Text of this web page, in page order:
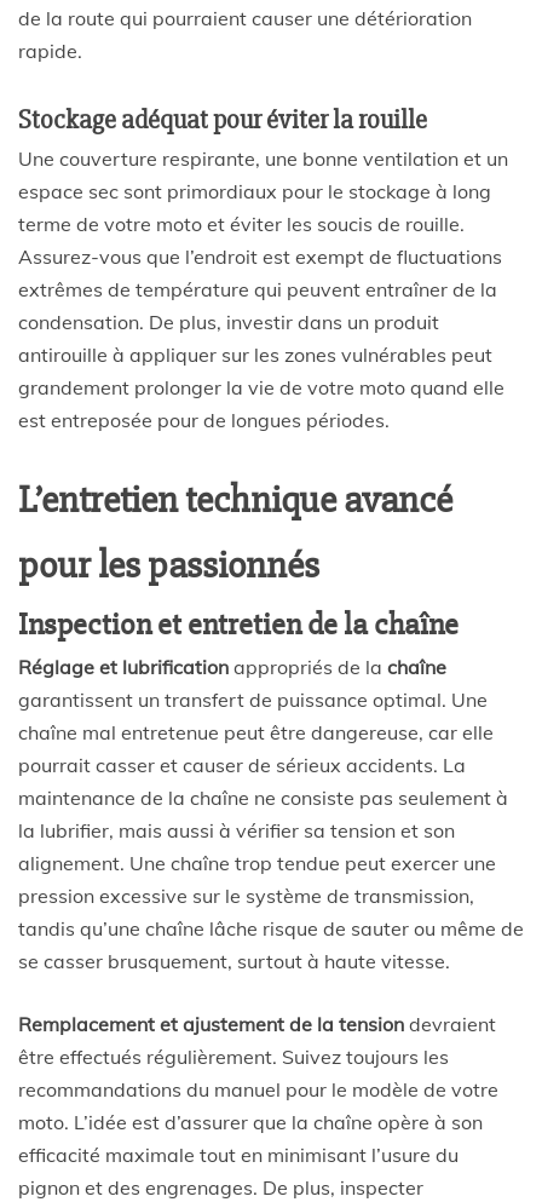
de la route qui pourraient causer une détérioration
rapide.
Stockage adéquat pour éviter la rouille
Une couverture respirante, une bonne ventilation et un
espace sec sont primordiaux pour le stockage à long
terme de votre moto et éviter les soucis de rouille.
Assurez-vous que l’endroit est exempt de fluctuations
extrêmes de température qui peuvent entraîner de la
condensation. De plus, investir dans un produit
antirouille à appliquer sur les zones vulnérables peut
grandement prolonger la vie de votre moto quand elle
est entreposée pour de longues périodes.
L’entretien technique avancé
pour les passionnés
Inspection et entretien de la chaîne
Réglage et lubrification appropriés de la chaîne
garantissent un transfert de puissance optimal. Une
chaîne mal entretenue peut être dangereuse, car elle
pourrait casser et causer de sérieux accidents. La
maintenance de la chaîne ne consiste pas seulement à
la lubrifier, mais aussi à vérifier sa tension et son
alignement. Une chaîne trop tendue peut exercer une
pression excessive sur le système de transmission,
tandis qu’une chaîne lâche risque de sauter ou même de
se casser brusquement, surtout à haute vitesse.
Remplacement et ajustement de la tension devraient
être effectués régulièrement. Suivez toujours les
recommandations du manuel pour le modèle de votre
moto. L’idée est d’assurer que la chaîne opère à son
efficacité maximale tout en minimisant l’usure du
pignon et des engrenages. De plus, inspecter